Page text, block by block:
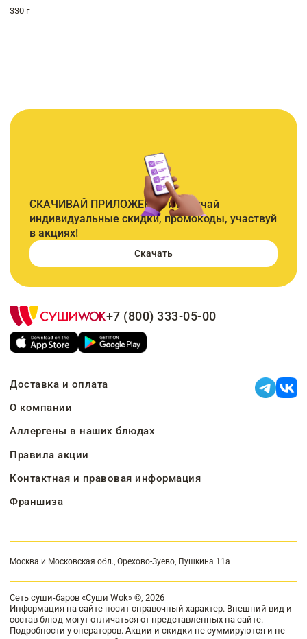
330 г
СКАЧИВАЙ ПРИЛОЖЕНИЕ и получай
индивидуальные скидки, промокоды, участвуй
в акциях!
Скачать
+7 (800) 333-05-00
Доставка и оплата
О компании
Аллергены в наших блюдах
Правила акции
Контактная и правовая информация
Франшиза
Москва и Московская обл., Орехово-Зуево, Пушкина 11а
Сеть суши-баров «Суши Wok» ©, 2026
Информация на сайте носит справочный характер. Внешний вид и
состав блюд могут отличаться от представленных на сайте.
Подробности у операторов. Акции и скидки не суммируются и не